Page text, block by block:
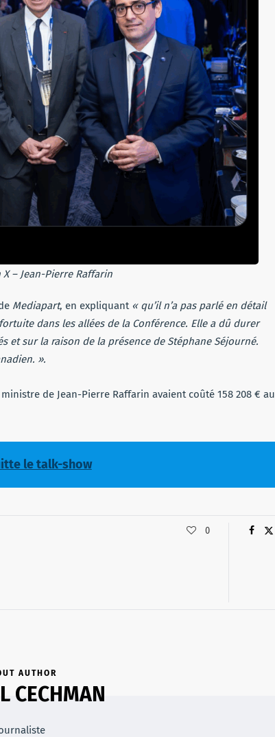
X – Jean-Pierre Raffarin
Mediapart, en expliquant « qu’il n’a pas parlé en détail
dans les allées de la Conférence. Elle a dû durer
et sur la raison de la présence de Stéphane Séjourné.
».
de Jean-Pierre Raffarin avaient coûté 158 208 € au
le talk-show
0
AUTHOR
CECHMAN